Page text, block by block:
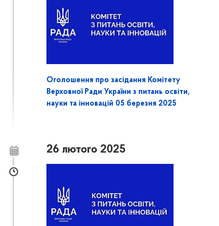
Оголошення про засідання Комітету
Верховної Ради України з питань освіти,
науки та інновацій 05 березня 2025
26 лютого 2025